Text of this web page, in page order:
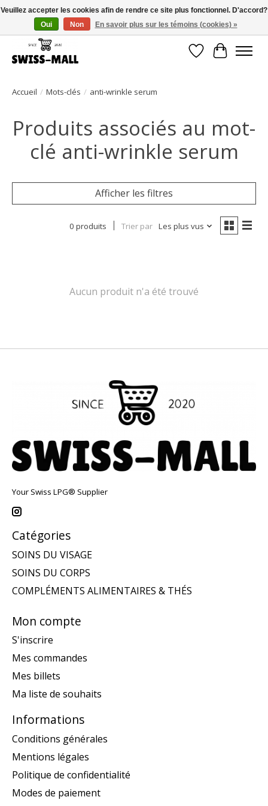
Livraison gratuite dès CHF 250 – livrée avec soin et fiabilité
Liste dePanier
Accueil / Mots-clés / anti-wrinkle serum
Produits associés au mot-
clé anti-wrinkle serum
Afficher les filtres
0 produits Trier par Les plus vus
Aucun produit n'a été trouvé
Your Swiss LPG® Supplier
Catégories
SOINS DU VISAGE
SOINS DU CORPS
COMPLÉMENTS ALIMENTAIRES & THÉS
Mon compte
S'inscrire
Mes commandes
Mes billets
Ma liste de souhaits
Informations
Conditions générales
Mentions légales
Politique de confidentialité
Modes de paiement
Veuillez accepter les cookies afin de rendre ce site plus fonctionnel. D'accord?
Oui
Non En savoir plus sur les témoins (cookies) »